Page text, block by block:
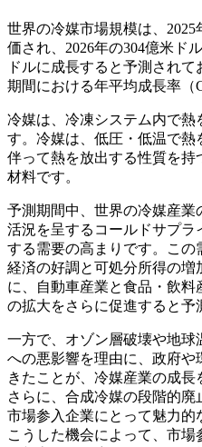
世界の冷媒市場規模は、2025
価され、2026年の304億米ド
ドルに成長すると予測されて
期間における年平均成長率（
冷媒は、冷凍システム内で
す。冷媒は、低圧・低温で熱
伴って熱を放出する性質を持
材料です。
予測期間中、世界の冷媒産業
活況を呈するコールドサプ
する需要の高まりです。こ
経済の好調と可処分所得の増
に、自動車産業と食品・飲
の拡大をさらに促進すると予
一方で、オゾン層破壊や地
への悪影響を理由に、政府や
きたことが、冷媒産業の成長
さらに、合成冷媒の段階的
市場参入企業にとって魅力的
こうした機会によって、市場